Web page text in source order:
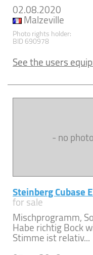
02.08.2020
Malzeville
Photo rights holder:
BID 690978
See the users
- no
Steinberg Cubase
for sale
Mischprogramm,
Habe richtig Bock
Stimme ist relativ...